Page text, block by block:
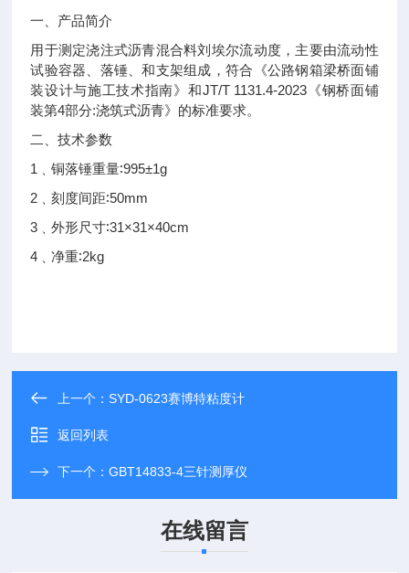
一、产品简介
用于测定浇注式沥青混合料刘埃尔流动度，主要由流动性
试验容器、落锤、和支架组成，符合《公路钢箱梁桥面铺
装设计与施工技术指南》和JT/T 1131.4-2023 《钢桥面铺
装第4部分:浇筑式沥青》的标准要求。
二、技术参数
1 ﹑铜落锤重量∶995±1g
2 ﹑刻度间距∶50mm
3 ﹑外形尺寸∶31×31×40cm
4 ﹑净重∶2kg
上一个：SYD-0623赛博特粘度计
返回列表
下一个：GBT14833-4三针测厚仪
在线留言